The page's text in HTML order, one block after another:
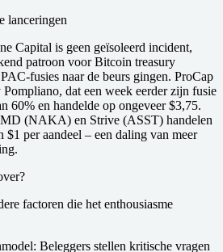
lanceringen
Capital is geen geïsoleerd incident,
patroon voor Bitcoin treasury
fusies naar de beurs gingen. ProCap
dat een week eerder zijn fusie
60% en handelde op ongeveer $3,75.
(NAKA) en Strive (ASST) handelen
per aandeel – een daling van meer
factoren die het enthousiasme
: Beleggers stellen kritische vragen